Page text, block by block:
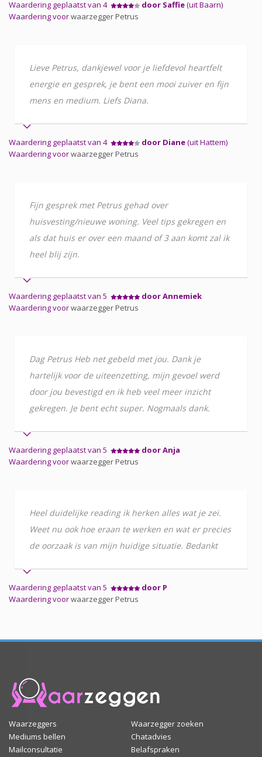
Waardering geplaatst van 4 door Saffie(uit Baarn)
Waardering voorwaarzegger Petrus
Lieve Petrus, dankjewel voor je liefdevol heartfelt
energie en gesprek, je bent een mooi zuiver en fijn
mens en medium. Liefs Diana.
Waardering geplaatst van 4 door Diane(uit Hattem)
Waardering voorwaarzegger Petrus
Fijn gesprek met Petrus gehad over
huisvesting/nieuwe woning. Veel tips gekregen en
als dat huis er over een maand of 3 aan komt zal ik
heel blij zijn.
Waardering geplaatst van 5
door Annemiek
Waardering voorwaarzegger Petrus
Dag Petrus Heb net gebeld met jou. Dank je
hartelijk voor de uiteenzetting, mijn gevoel werd
door jou bevestigd en ik heb veel meer inzicht
gekregen. Je bent echt super. Nogmaals dank.
Waardering geplaatst van 5
door Anja
Waardering voorwaarzegger Petrus
Heel duidelijke reading ik herken alles wat je zei.
Weet nu ook hoe eraan te werken en wat er precies
de oorzaak is van mijn huidige situatie. Bedankt
Waardering geplaatst van 5
door P
Waardering voorwaarzegger Petrus
Waarzeggers
Waarzegger zoeken
Mediums bellen
Chatadvies
Mailconsultatie
Belafspraken